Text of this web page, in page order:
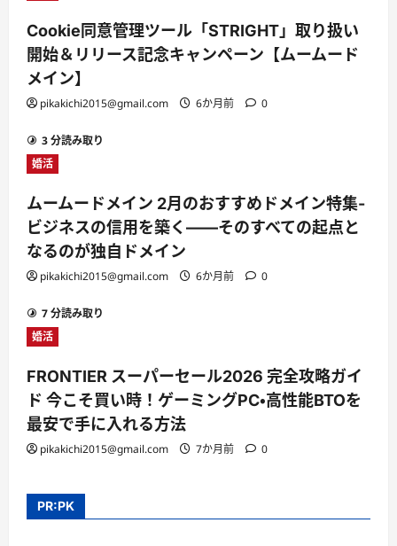
Cookie同意管理ツール「STRIGHT」取り扱い
開始＆リリース記念キャンペーン【ムームード
メイン】
pikakichi2015@gmail.com 6か月前 0
3 分読み取り
婚活
ムームードメイン 2月のおすすめドメイン特集-
ビジネスの信用を築く――そのすべての起点と
なるのが独自ドメイン
pikakichi2015@gmail.com 6か月前 0
7 分読み取り
婚活
FRONTIER スーパーセール2026 完全攻略ガイ
ド 今こそ買い時！ゲーミングPC・高性能BTOを
最安で手に入れる方法
pikakichi2015@gmail.com 7か月前 0
PR:PK